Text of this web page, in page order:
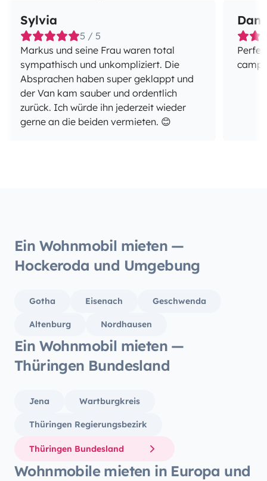
Sylvia
5 / 5
Markus und seine Frau waren total
sympathisch und unkompliziert. Die
Absprachen haben super geklappt und
der Van kam sauber und ordentlich
zurück. Ich würde ihn jederzeit wieder
gerne an die beiden vermieten. 😊
Ein Wohnmobil mieten —
Hockeroda und Umgebung
Gotha Eisenach Geschwenda
Altenburg Nordhausen
Ein Wohnmobil mieten —
Thüringen Bundesland
Jena Wartburgkreis
Thüringen Regierungsbezirk
Thüringen Bundesland
Wohnmobile mieten in Europa und